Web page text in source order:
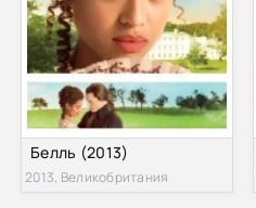
Белль (2013)
2013, Великобритания